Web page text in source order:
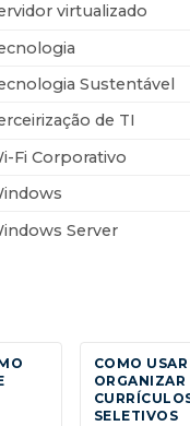
virtualizado
Sustentável
de TI
Fi Corporativo
Server
COMO
ORGANIZAR
SELETIVOS